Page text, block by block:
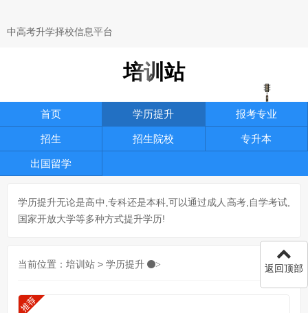
中高考升学择校信息平台
培训站
首页 学历提升 报考专业
招生 招生院校 专升本
出国留学
学历提升无论是高中,专科还是本科,可以通过成人高考,自学考试,
国家开放大学等多种方式提升学历!
当前位置： 培训站 > 学历提升 > 返回顶部